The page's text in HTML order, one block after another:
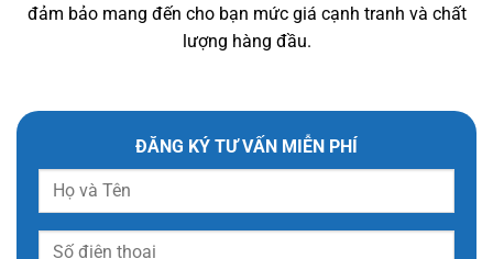
đảm bảo mang đến cho bạn mức giá cạnh tranh và chất
lượng hàng đầu.
ĐĂNG KÝ TƯ VẤN MIỄN PHÍ